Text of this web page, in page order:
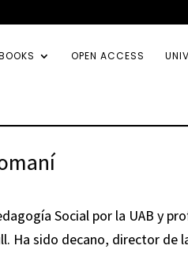
OPEN ACCESS
Social por la UAB y
Ha sido decano, director de